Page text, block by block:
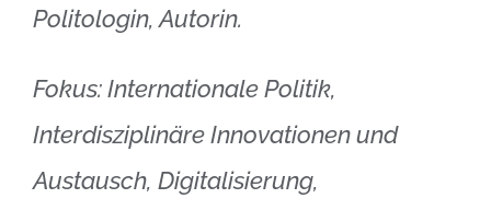
Politologin, Autorin.
Fokus: Internationale Politik,
Interdisziplinäre Innovationen und
Austausch, Digitalisierung,